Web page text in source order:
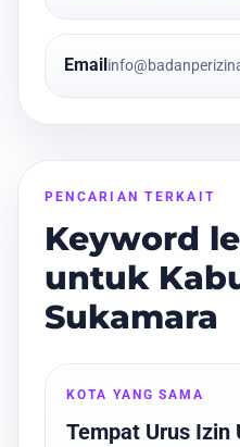
Email
PENCARIAN TERKAIT
Keyword
untuk
Sukamara
KOTA YANG SAMA
Tempat Urus Izin